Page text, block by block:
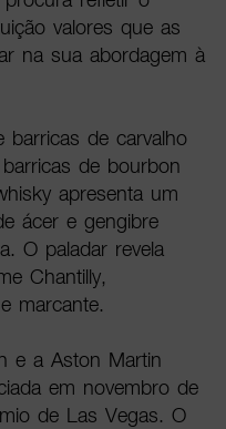
valores que as
na sua abordagem à
barricas de carvalho
de bourbon
apresenta um
ácer e gengibre
O paladar revela
Chantilly,
marcante.
e a Aston Martin
em novembro de
de Las Vegas. O